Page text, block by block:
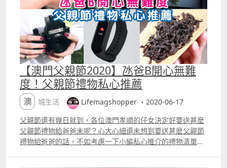
【澳門父親節2020】氹爸B開心無難
度！父親節禮物私心推薦
澳城生活
Lifemagshopper ・2020-06-17
父親節還有幾日就到，各位澳門孝順的仔女決定好要送甚麼
父親節禮物給爸爸未呢？心大心細還未想到要送甚麼父親節
禮物給爸爸的話，不如考慮一下小編私心推介的禮物清單，